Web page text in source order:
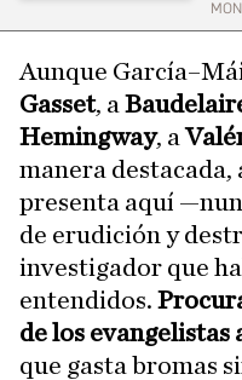
Aunque
Gasset, a
Hemingway, a
manera destacada,
presenta aquí
de erudición y
investigador que
entendidos.
de los evangelistas
que gasta bromas